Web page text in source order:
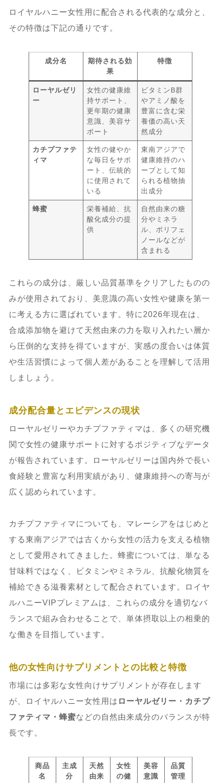
ロイヤルハニー女性用に配合される代表的な成分と、
その特徴は下記の通りです。
成分名
期待される効
果
特徴
ローヤルゼリ
ー
女性の健康維
持サポート、
更年期の健康
意識、美容サ
ポート
ビタミンB群
やアミノ酸を
豊富に含む栄
養価の高い天
然成分
カチプファテ
ィマ
女性の健やか
な毎日をサポ
ート、伝統的
に使用されて
いる
東南アジアで
健康維持のハ
ーブとして知
られる植物抽
出成分
蜂蜜
栄養補給、抗
酸化成分の提
供
自然由来の糖
分やミネラ
ル、ポリフェ
ノールなどが
含まれる
これらの成分は、厳しい品質基準をクリアしたものの
みが使用されており、美意識の高い女性や健康を第一
に考える方に選ばれています。特に2026年現在は、
合成添加物を避けて天然由来の力を取り入れたい層か
ら圧倒的な支持を得ていますが、実感の度合いは体質
や生活習慣によって個人差があることを理解して活用
しましょう。
成分配合量とエビデンスの現状
ローヤルゼリーやカチプファティマは、多くの研究機
関で女性の健康サポートに対するポジティブなデータ
が報告されています。ローヤルゼリーは国内外で長い
食経験と豊富な利用実績があり、健康維持への寄与が
広く認められています。
カチプファティマについても、マレーシアをはじめと
する東南アジアでは古くから女性の活力を支える植物
として愛用されてきました。蜂蜜については、単なる
甘味料ではなく、ビタミンやミネラル、抗酸化物質を
補給できる滋養素材として配合されています。ロイヤ
ルハニーVIPプレミアムは、これらの成分を適切なバ
ランスで組み合わせることで、単体摂取以上の相乗的
な働きを目指しています。
他の女性向けサプリメントとの比較と特徴
市場には多彩な女性向けサプリメントが存在します
が、ロイヤルハニー女性用は ローヤルゼリー・カチプ
ファティマ・蜂蜜などの自然由来成分のバランスが特
長です。
商品
名
主成
分
天然
由来
女性
の健
美容
意識
品質
管理